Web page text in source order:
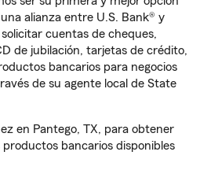
alianza entre U.S. Bank® y
cuentas de cheques,
de jubilación, tarjetas de crédito,
bancarios para negocios
de su agente local de State
en Pantego, TX, para obtener
bancarios disponibles